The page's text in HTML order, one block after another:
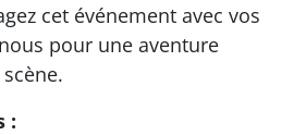
cet événement avec vos
pour une aventure
: